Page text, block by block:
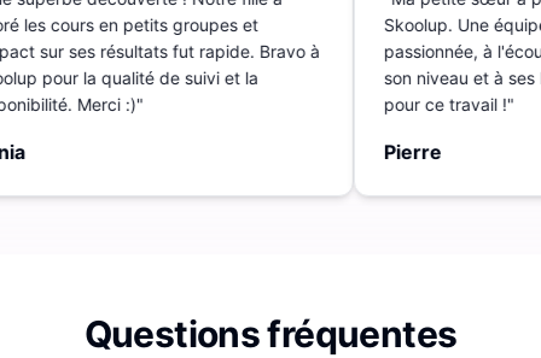
les cours en petits groupes et
sur ses résultats fut rapide. Bravo à
pour la qualité de suivi et la
Merci :)"
Skoolup. Une
passionnée, à
son niveau et à ses
pour ce travail ! "
Pierre
Questions fréquentes